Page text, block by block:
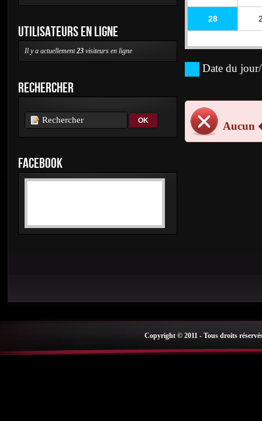
UTILISATEURS EN LIGNE
Il y a actuellement23 visiteurs en ligne
RECHERCHER
FACEBOOK
28
Date du
Aucun
Copyright © 2011 - Tous droits